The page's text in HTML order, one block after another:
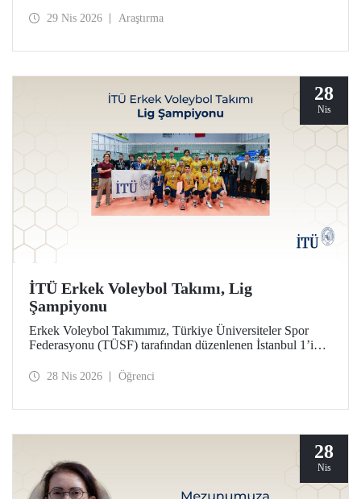
Bursu kapsamında desteklenmeye hak kazandı.
29 Nis 2026 Araştırma
28
Nis
İTÜ Erkek Voleybol Takımı, Lig
Şampiyonu
Erkek Voleybol Takımımız, Türkiye Üniversiteler Spor
Federasyonu (TÜSF) tarafından düzenlenen İstanbul 1’inci
28 Nis 2026 Öğrenci
28
Nis